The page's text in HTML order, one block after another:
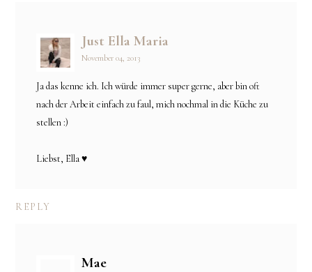
Just Ella Maria
November 04, 2013
Ja das kenne ich. Ich würde immer super gerne, aber bin oft
nach der Arbeit einfach zu faul, mich nochmal in die Küche zu
stellen :)
Liebst, Ella ♥
REPLY
Mae